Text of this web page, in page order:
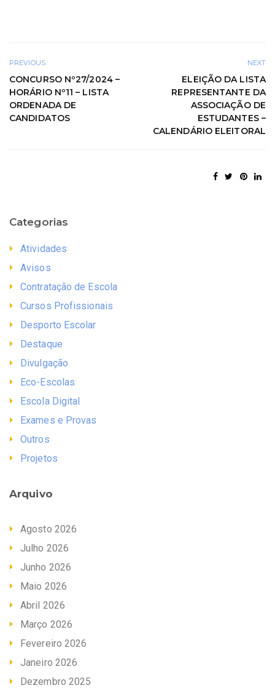
PREVIOUS
CONCURSO Nº27/2024 –
HORÁRIO Nº11 – LISTA
ORDENADA DE
CANDIDATOS
NEXT
ELEIÇÃO DA LISTA
REPRESENTANTE DA
ASSOCIAÇÃO DE
ESTUDANTES –
CALENDÁRIO ELEITORAL
Categorias
Atividades
Avisos
Contratação de Escola
Cursos Profissionais
Desporto Escolar
Destaque
Divulgação
Eco-Escolas
Escola Digital
Exames e Provas
Outros
Projetos
Arquivo
Agosto 2026
Julho 2026
Junho 2026
Maio 2026
Abril 2026
Março 2026
Fevereiro 2026
Janeiro 2026
Dezembro 2025